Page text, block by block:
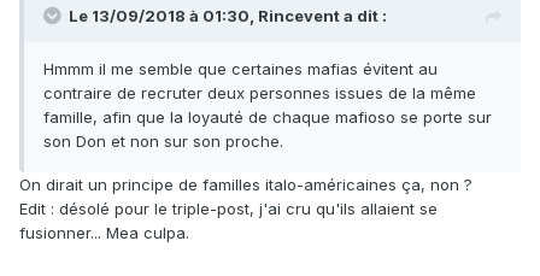
Le 13/09/2018 à 01:30, Rinceventa dit :
Hmmm il me semble que certaines mafias évitent au
contraire de recruter deux personnes issues de la même
famille, afin que la loyauté de chaque mafioso se porte sur
son Don et non sur son proche.
On dirait un principe de familles italo-américaines ça, non ?
Edit : désolé pour le triple-post, j'ai cru qu'ils allaient se
fusionner... Mea culpa.